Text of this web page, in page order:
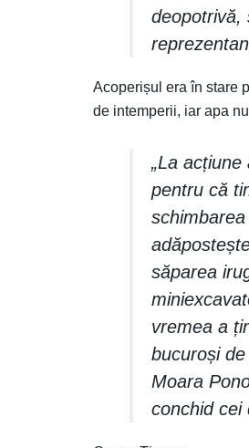
deopotrivă,
Acoperișul era în stare
de intemperii, iar apa
„La
pentru că
săparea
vremea a
bucuroși
Moara
conchid cei